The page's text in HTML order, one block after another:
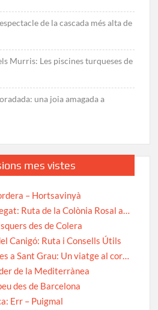
de la cascada més alta de
Murris: Les piscines turqueses de
una joia amagada a
mes vistes
– Hortsavinyà
Ruta de la Colònia Rosal a…
des de Colera
Canigó: Ruta i Consells Útils
a Sant Grau: Un viatge al cor…
de la Mediterrànea
des de Barcelona
Err – Puigmal